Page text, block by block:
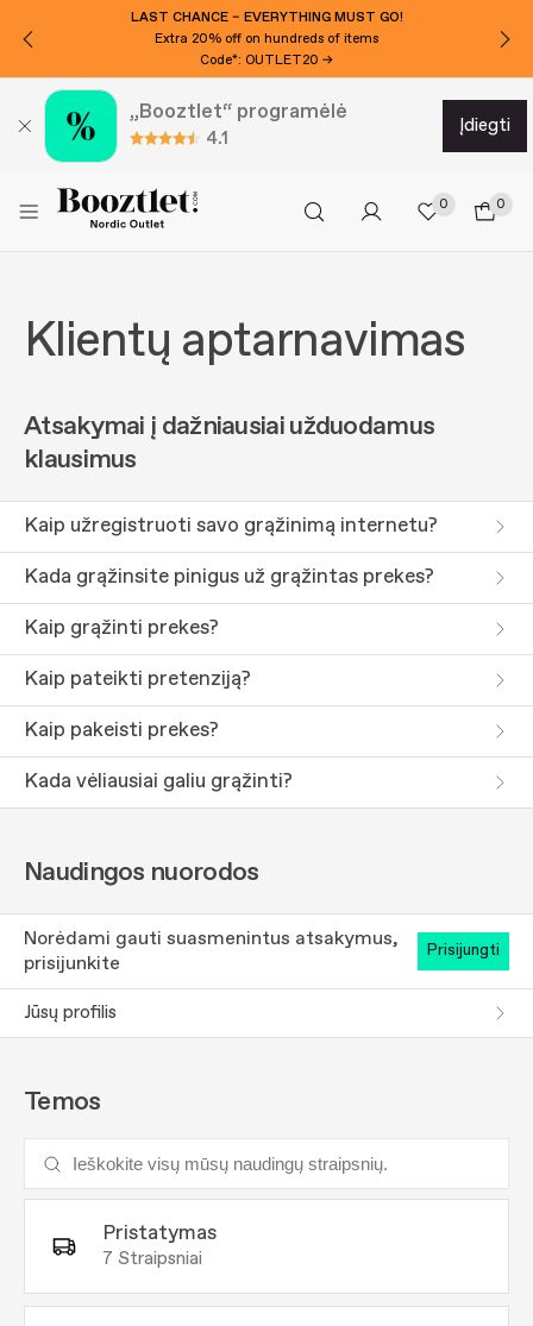
LAST CHANCE – EVERYTHING MUST GO!
Extra 20% off on hundreds of items
Code*: OUTLET20 →
„Booztlet“ programėlė
4.1
įdiegti
0 0
Klientų aptarnavimas
Atsakymai į dažniausiai užduodamus
klausimus
Kaip užregistruoti savo grąžinimą internetu?
Kada grąžinsite pinigus už grąžintas prekes?
Kaip grąžinti prekes?
Kaip pateikti pretenziją?
Kaip pakeisti prekes?
Kada vėliausiai galiu grąžinti?
Naudingos nuorodos
Norėdami gauti suasmenintus atsakymus,
prisijunkite
prisijungti
Jūsų profilis
Temos
Pristatymas
7 Straipsniai